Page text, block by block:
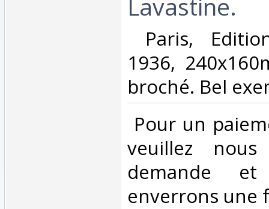
Paris,
1936,
broché. Bel
Pour un
veuillez
demande
enverrons une